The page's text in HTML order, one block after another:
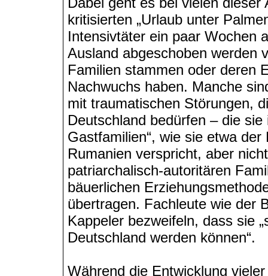
kritisierten „Urlaub unter
Intensivtäter ein paar Wochen
Ausland abgeschoben werden
Familien stammen oder deren
Nachwuchs haben. Manche
mit traumatischen Störungen,
Deutschland bedürfen – die
Gastfamilien“, wie sie etwa
Rumanien verspricht, aber
patriarchalisch-autoritären
bäuerlichen
übertragen. Fachleute wie der
Kappeler bezweifeln, dass sie
Deutschland werden können“.
Während die Entwicklung